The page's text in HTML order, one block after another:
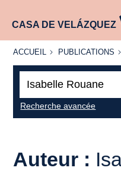
CASA DE VELÁZQUEZ
ACCUEIL
ACCUEIL PUBLICATIONS
PUBLICATIONS
Recherche avancée
Auteur :